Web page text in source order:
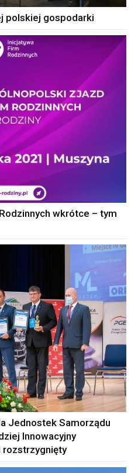
polskiej gospodarki
wkrótce – tym
Jednostek Samorządu
Innowacyjny
rozstrzygnięty